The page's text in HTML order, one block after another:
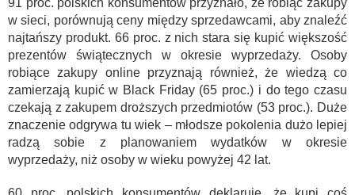
w sieci, porównują ceny między sprzedawcami, aby znaleźć
najtańszy produkt. 66 proc. z nich stara się kupić większość
prezentów świątecznych w okresie wyprzedaży. Osoby
robiące zakupy online przyznają również, że wiedzą co
zamierzają kupić w Black Friday (65 proc.) i do tego czasu
czekają z zakupem droższych przedmiotów (53 proc.). Duże
znaczenie odgrywa tu wiek – młodsze pokolenia dużo lepiej
radzą sobie z planowaniem wydatków w okresie
wyprzedaży, niż osoby w wieku powyżej 42 lat.